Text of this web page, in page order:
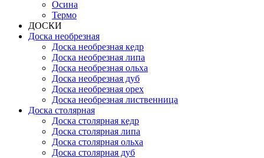
Осина
Термо
ДОСКИ
Доска необрезная
Доска необрезная кедр
Доска необрезная липа
Доска необрезная ольха
Доска необрезная дуб
Доска необрезная орех
Доска необрезная лиственница
Доска столярная
Доска столярная кедр
Доска столярная липа
Доска столярная ольха
Доска столярная дуб